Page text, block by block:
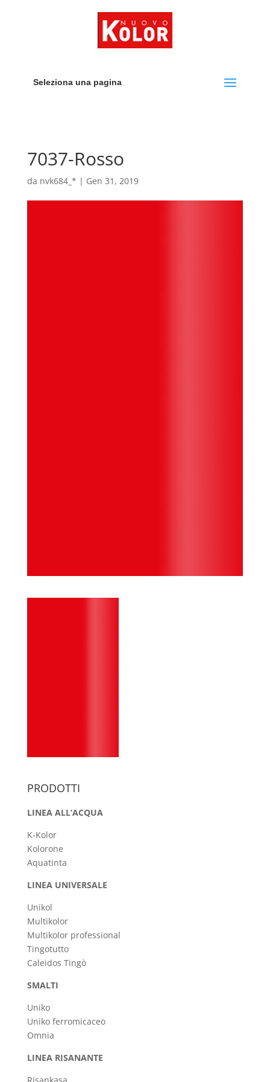
Seleziona una pagina
7037-Rosso
da nvk684_* | Gen 31, 2019
PRODOTTI
LINEA ALL’ACQUA
K-Kolor
Kolorone
Aquatinta
LINEA UNIVERSALE
Unikol
Multikolor
Multikolor professional
Tingotutto
Caleidos Tingò
SMALTI
Uniko
Uniko ferromicaceo
Omnia
LINEA RISANANTE